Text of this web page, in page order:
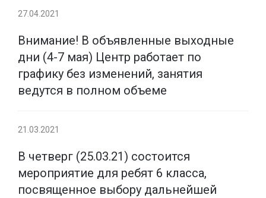
27.04.2021
Внимание! В объявленные выходные
дни (4-7 мая) Центр работает по
графику без изменений, занятия
ведутся в полном объеме
21.03.2021
В четверг (25.03.21) состоится
мероприятие для ребят 6 класса,
посвященное выбору дальнейшей